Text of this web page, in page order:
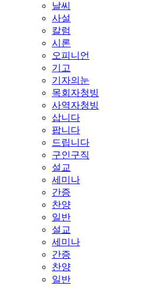
날씨
사설
칼럼
시론
오피니언
기고
기자의눈
목회자청빙
사역자청빙
삽니다
팝니다
드립니다
구인구직
설교
세미나
간증
찬양
일반
설교
세미나
간증
찬양
일반